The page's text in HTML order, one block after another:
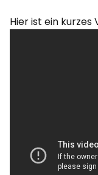
Hier ist ein kurzes